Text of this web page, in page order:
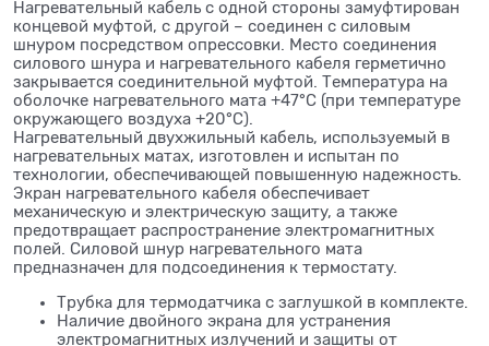
Нагревательный кабель с одной стороны замуфтирован
концевой муфтой, с другой – соединен с силовым
шнуром посредством опрессовки. Место соединения
силового шнура и нагревательного кабеля герметично
закрывается соединительной муфтой. Температура на
оболочке нагревательного мата +47°С (при температуре
окружающего воздуха +20°С).
Нагревательный двухжильный кабель, используемый в
нагревательных матах, изготовлен и испытан по
технологии, обеспечивающей повышенную надежность.
Экран нагревательного кабеля обеспечивает
механическую и электрическую защиту, а также
предотвращает распространение электромагнитных
полей. Силовой шнур нагревательного мата
предназначен для подсоединения к термостату.
Трубка для термодатчика с заглушкой в комплекте.
Наличие двойного экрана для устранения
электромагнитных излучений и защиты от